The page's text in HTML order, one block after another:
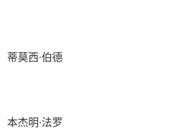
蒂莫西·伯德
本杰明·法罗